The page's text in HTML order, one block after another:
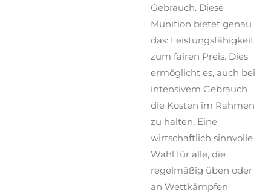
Gebrauch. Diese
Munition bietet genau
das: Leistungsfähigkeit
zum fairen Preis. Dies
ermöglicht es, auch bei
intensivem Gebrauch
die Kosten im Rahmen
zu halten. Eine
wirtschaftlich sinnvolle
Wahl für alle, die
regelmäßig üben oder
an Wettkämpfen